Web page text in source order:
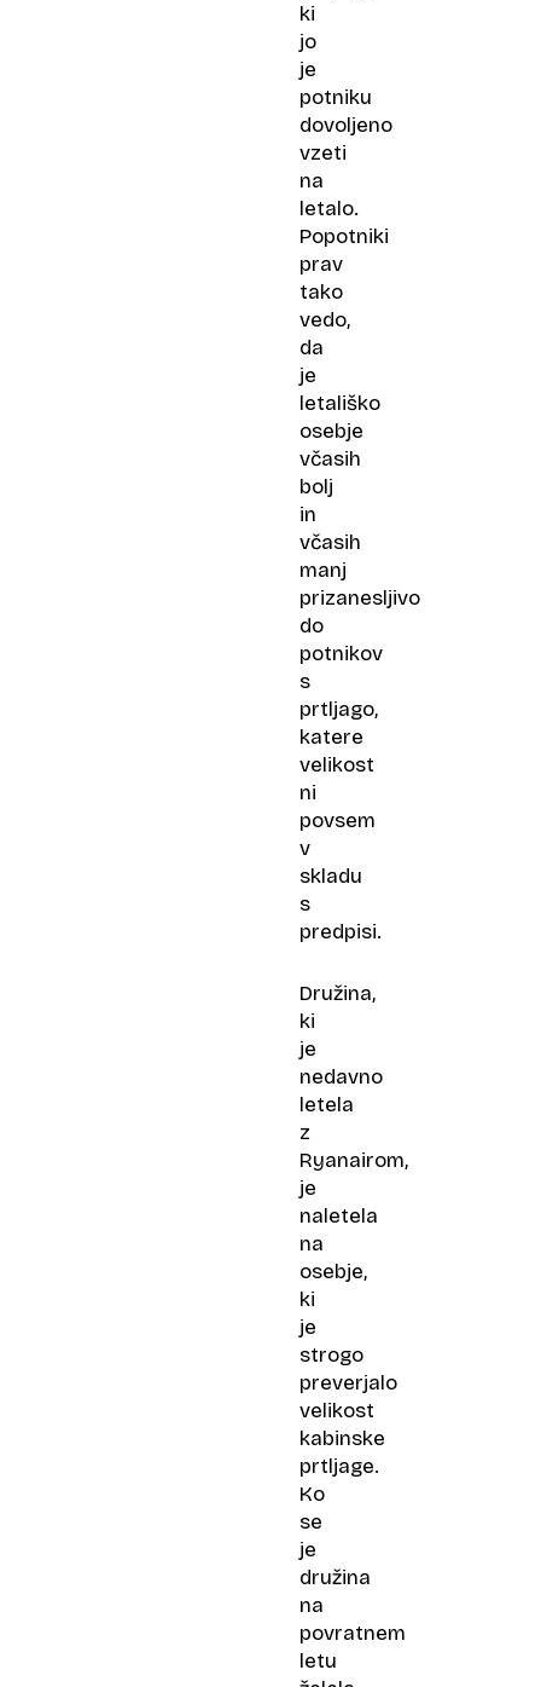
ki
jo
je
potniku
dovoljeno
vzeti
na
letalo.
Popotniki
prav
tako
vedo,
da
je
letališko
osebje
včasih
bolj
in
včasih
manj
prizanesljivo
do
potnikov
s
prtljago,
katere
velikost
ni
povsem
v
skladu
s
predpisi.
Družina,
ki
je
nedavno
letela
z
Ryanairom,
je
naletela
na
osebje,
ki
je
strogo
preverjalo
velikost
kabinske
prtljage.
Ko
se
je
družina
na
povratnem
letu